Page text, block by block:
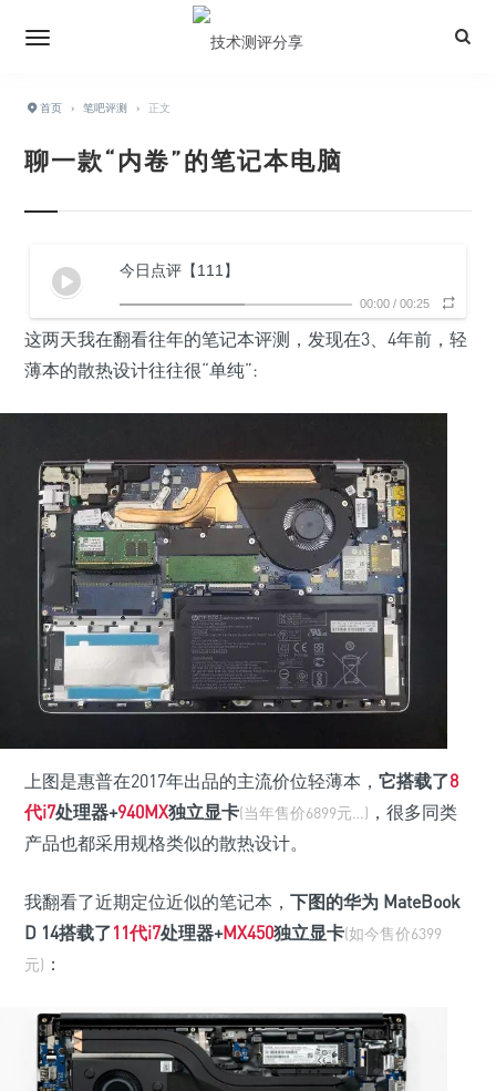
首页 › 笔吧评测 › 正文
聊一款“内卷”的笔记本电脑
今日点评【111】
00:00 / 00:25
这两天我在翻看往年的笔记本评测，发现在3、4年前，轻
薄本的散热设计往往很“单纯”:
上图是惠普在2017年出品的主流价位轻薄本， 它搭载了8
代i7处理器+940MX独立显卡(当年售价6899元…) ，很多同类
产品也都采用规格类似的散热设计。
我翻看了近期定位近似的笔记本， 下图的华为 MateBook
D 14搭载了11代i7处理器+MX450独立显卡(如今售价6399
元) ：